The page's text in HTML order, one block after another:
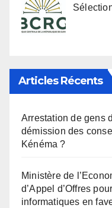
Articles Récents
Arrestation de gens
démission des
Kénéma ?
Ministère de
d’Appel d’Offres
informatiques en